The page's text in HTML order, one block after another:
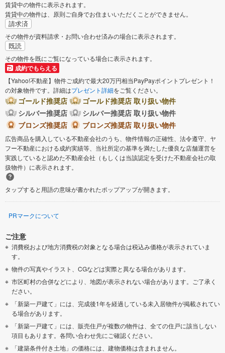
賃貸中の物件に表示されます。
賃貸中の物件は、原則ご自身でお住まいいただくことができません。
請求済
その物件が資料請求・お問い合わせ済みの場合に表示されます。
既読
その物件を既にご覧になっている場合に表示されます。
成約でもらえる
【Yahoo!不動産】物件ご成約で最大20万円相当PayPayポイントプレゼント！
の対象物件です。詳細はプレゼント詳細をご覧ください。
ゴールド推奨店
ゴールド推奨店 取り扱い物件
シルバー推奨店
シルバー推奨店 取り扱い物件
ブロンズ推奨店
ブロンズ推奨店 取り扱い物件
広告商品を購入している不動産会社のうち、物件情報の正確性、法令遵守、ヤ
フー不動産における成約実績等、当社所定の基準を満たした優良な店舗運営を
実践していると認めた不動産会社（もしくは当該認定を受けた不動産会社の取
扱物件）に表示されます。
タップすると用語の意味が書かれたポップアップが開きます。
PRマークについて
ご注意
消費税および地方消費税の対象となる場合は税込み価格が表示されていま
す。
物件の写真やイラスト、CGなどは実際と異なる場合があります。
市区町村の合併などにより、地図が表示されない場合があります。ご了承く
ださい。
「新築一戸建て」には、完成後1年を経過している未入居物件が掲載されてい
る場合があります。
「新築一戸建て」には、販売住戸が複数の物件は、全ての住戸に該当しない
項目もあります。各問い合わせ先にご確認ください。
「建築条件付き土地」の価格には、建物価格は含まれません。